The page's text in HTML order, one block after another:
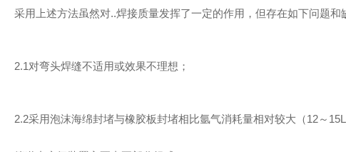
采用上述方法虽然对..焊接质量发挥了一定的作用，但存在如下问题和
2.1对弯头焊缝不适用或效果不理想；
2.2采用泡沫海绵封堵与橡胶板封堵相比氩气消耗量相对较大（12～